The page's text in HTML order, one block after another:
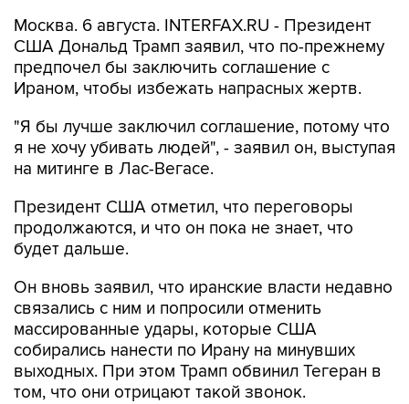
Москва. 6 августа. INTERFAX.RU - Президент
США Дональд Трамп заявил, что по-прежнему
предпочел бы заключить соглашение с
Ираном, чтобы избежать напрасных жертв.
"Я бы лучше заключил соглашение, потому что
я не хочу убивать людей", - заявил он, выступая
на митинге в Лас-Вегасе.
Президент США отметил, что переговоры
продолжаются, и что он пока не знает, что
будет дальше.
Он вновь заявил, что иранские власти недавно
связались с ним и попросили отменить
массированные удары, которые США
собирались нанести по Ирану на минувших
выходных. При этом Трамп обвинил Тегеран в
том, что они отрицают такой звонок.